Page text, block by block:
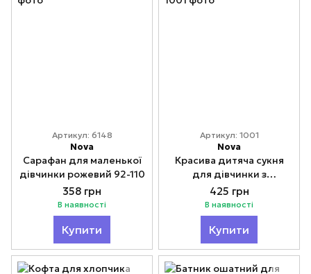
Артикул: 6148
Nova
Сарафан для маленької
дівчинки рожевий 92-110
358 грн
В наявності
Купити
Артикул: 1001
Nova
Красива дитяча сукня
для дівчинки з
мереживом Nova 110-116
425 грн
В наявності
Купити